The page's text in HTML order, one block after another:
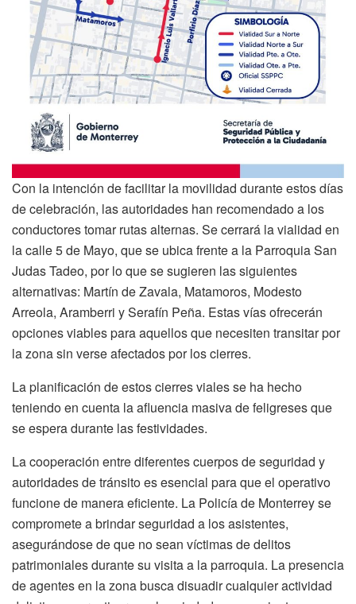
Con la intención de facilitar la movilidad durante estos días
de celebración, las autoridades han recomendado a los
conductores tomar rutas alternas. Se cerrará la vialidad en
la calle 5 de Mayo, que se ubica frente a la Parroquia San
Judas Tadeo, por lo que se sugieren las siguientes
alternativas: Martín de Zavala, Matamoros, Modesto
Arreola, Aramberri y Serafín Peña. Estas vías ofrecerán
opciones viables para aquellos que necesiten transitar por
la zona sin verse afectados por los cierres.
La planificación de estos cierres viales se ha hecho
teniendo en cuenta la afluencia masiva de feligreses que
se espera durante las festividades.
La cooperación entre diferentes cuerpos de seguridad y
autoridades de tránsito es esencial para que el operativo
funcione de manera eficiente. La Policía de Monterrey se
compromete a brindar seguridad a los asistentes,
asegurándose de que no sean víctimas de delitos
patrimoniales durante su visita a la parroquia. La presencia
de agentes en la zona busca disuadir cualquier actividad